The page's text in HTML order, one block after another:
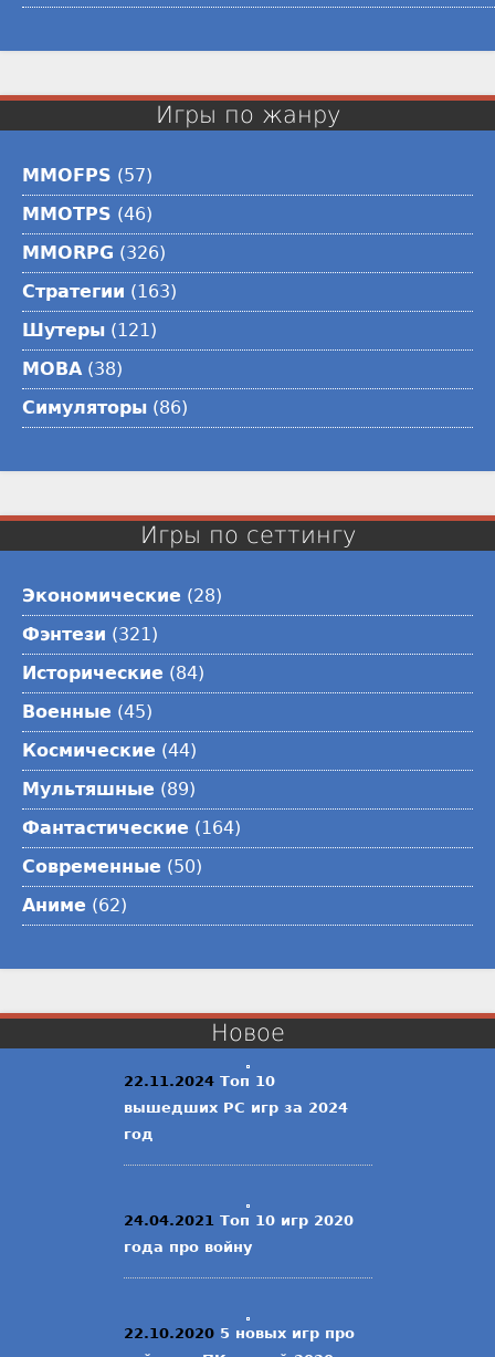
Игры по жанру
MMOFPS (57)
MMOTPS (46)
MMORPG (326)
Стратегии (163)
Шутеры (121)
MOBA(38)
Симуляторы (86)
Игры по сеттингу
Экономические (28)
Фэнтези (321)
Исторические (84)
Военные (45)
Космические (44)
Мультяшные (89)
Фантастические (164)
Современные (50)
Аниме (62)
Новое
22.11.2024 Топ 10
вышедших PC игр за 2024
год
24.04.2021 Топ 10 игр 2020
года про войну
22.10.2020 5 новых игр про